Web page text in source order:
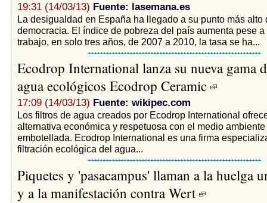
19:31 (14/03/13) Fuente: lasemana.es
La desigualdad en España ha llegado a su punto más alto
democracia. El índice de pobreza del país aumenta pese a
trabajo, en solo tres años, de 2007 a 2010, la tasa se ha...
Ecodrop International lanza su nueva gama
agua ecológicos Ecodrop Ceramic
17:09 (14/03/13) Fuente: wikipec.com
Los filtros de agua creados por Ecodrop International
alternativa económica y respetuosa con el medio
embotellada. Ecodrop International es una firma
filtración ecológica del agua...
Piquetes y 'pasacampus' llaman a la huelga
y a la manifestación contra Wert